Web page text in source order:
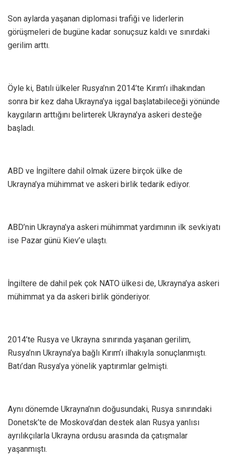
Son aylarda yaşanan diplomasi trafiği ve liderlerin
görüşmeleri de bugüne kadar sonuçsuz kaldı ve sınırdaki
gerilim arttı.
Öyle ki, Batılı ülkeler Rusya’nın 2014’te Kırım’ı ilhakından
sonra bir kez daha Ukrayna’ya işgal başlatabileceği yönünde
kaygıların arttığını belirterek Ukrayna’ya askeri desteğe
başladı.
ABD ve İngiltere dahil olmak üzere birçok ülke de
Ukrayna’ya mühimmat ve askeri birlik tedarik ediyor.
ABD’nin Ukrayna’ya askeri mühimmat yardımının ilk sevkiyatı
ise Pazar günü Kiev’e ulaştı.
İngiltere de dahil pek çok NATO ülkesi de, Ukrayna’ya askeri
mühimmat ya da askeri birlik gönderiyor.
2014’te Rusya ve Ukrayna sınırında yaşanan gerilim,
Rusya’nın Ukrayna’ya bağlı Kırım’ı ilhakıyla sonuçlanmıştı.
Batı’dan Rusya’ya yönelik yaptırımlar gelmişti.
Aynı dönemde Ukrayna’nın doğusundaki, Rusya sınırındaki
Donetsk’te de Moskova’dan destek alan Rusya yanlısı
ayrılıkçılarla Ukrayna ordusu arasında da çatışmalar
yaşanmıştı.